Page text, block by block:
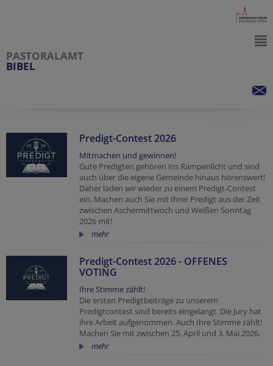
PASTORALAMT
BIBEL
Predigt-Contest 2026
Mitmachen und gewinnen!
Gute Predigten gehören ins Rampenlicht und sind
auch über die eigene Gemeinde hinaus hörenswert!
Daher laden wir wieder zu einem Predigt-Contest
ein. Machen auch Sie mit Ihrer Predigt aus der Zeit
zwischen Aschermittwoch und Weißen Sonntag
2026 mit!
mehr
Predigt-Contest 2026 - OFFENES
VOTING
Ihre Stimme zählt!
Die ersten Predigtbeiträge zu unserem
Predigtcontest sind bereits eingelangt. Die Jury hat
ihre Arbeit aufgenommen. Auch Ihre Stimme zählt!
Machen Sie mit zwischen 25. April und 3. Mai 2026.
mehr